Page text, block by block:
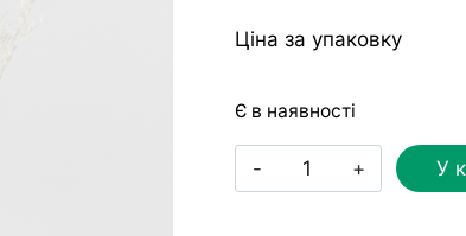
Ціна за упаковку
Є в наявності
Лимоніум
стабілізований
У